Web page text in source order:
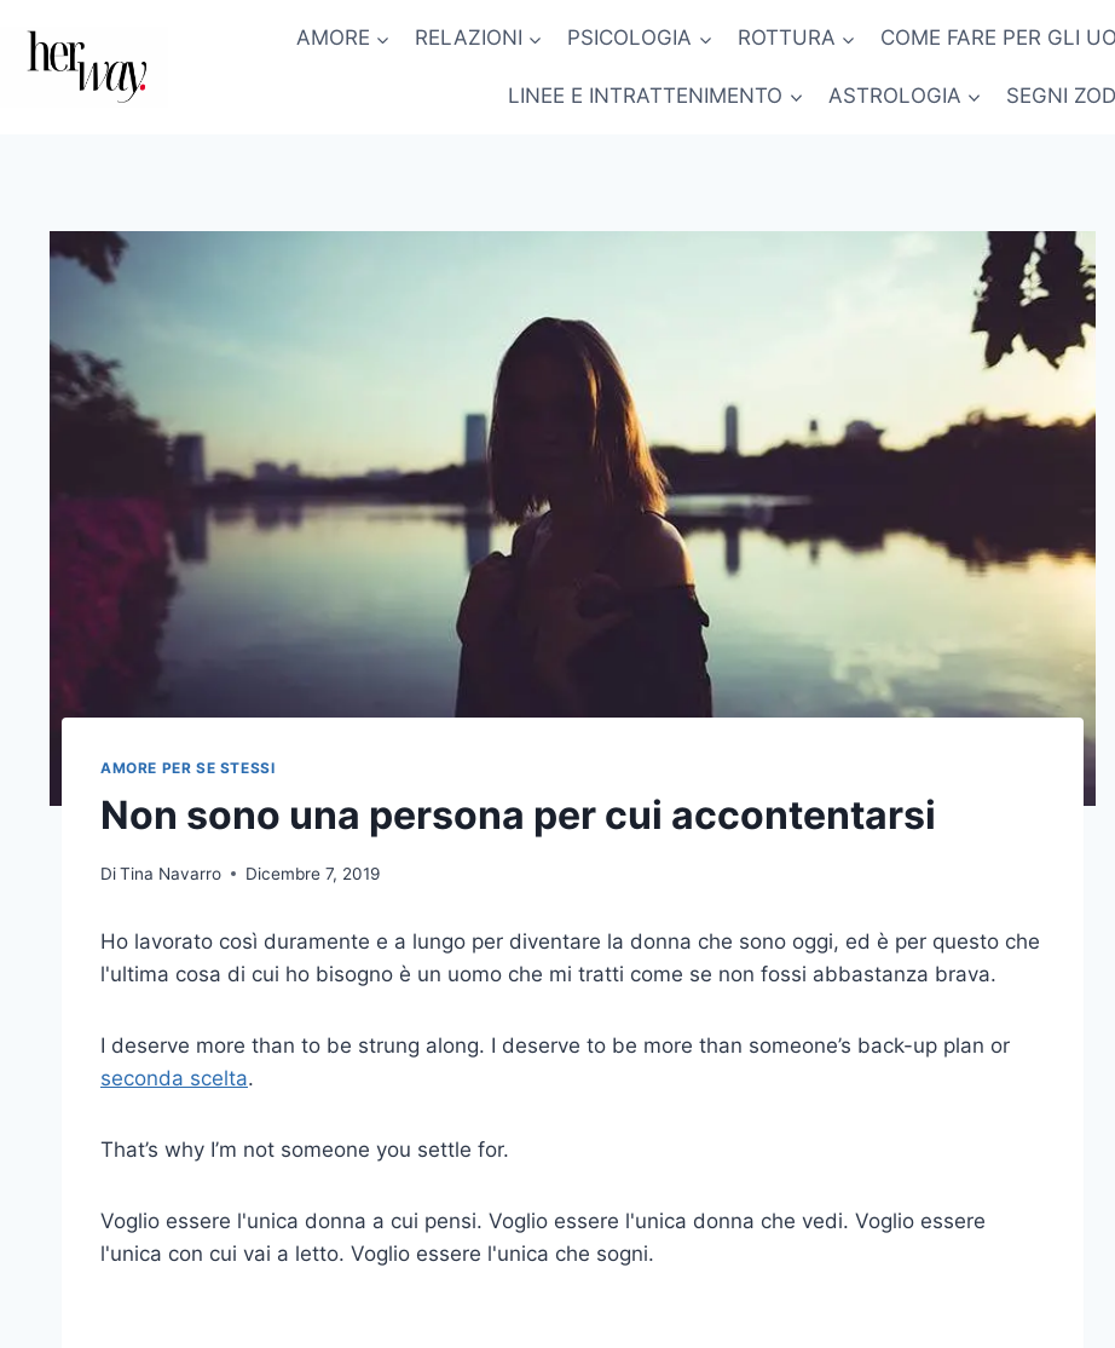
contenuto
AMORE RELAZIONI PSICOLOGIA ROTTURA COME FARE PER GLI
LINEE E INTRATTENIMENTO ASTROLOGIA SEGNI
AMORE PER SE STESSI
Non sono una persona per cui accontentarsi
DiTina Navarro Dicembre 7, 2019
Ho lavorato così duramente e a lungo per diventare la donna che sono oggi, ed è per questo che
l'ultima cosa di cui ho bisogno è un uomo che mi tratti come se non fossi abbastanza brava.
I deserve more than to be strung along. I deserve to be more than someone’s back-up plan or
seconda scelta.
That’s why I’m not someone you settle for.
Voglio essere l'unica donna a cui pensi. Voglio essere l'unica donna che vedi. Voglio essere
l'unica con cui vai a letto. Voglio essere l'unica che sogni.